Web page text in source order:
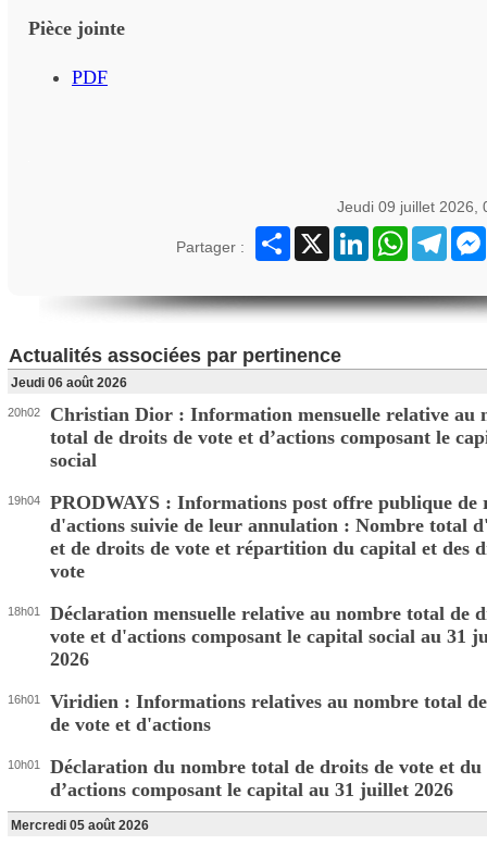
Pièce jointe
PDF
Jeudi 09 juillet 2026,
Partager :
Partager
X LinkedInWhatsApp
Actualités associées par pertinence
Jeudi 06 août 2026
20h02
Christian Dior : Information mensuelle relative au
total de droits de vote et d’actions composant le
social
19h04
PRODWAYS : Informations post offre publique de
d'actions suivie de leur annulation : Nombre total
et de droits de vote et répartition du capital et des
vote
18h01
Déclaration mensuelle relative au nombre total de
vote et d'actions composant le capital social au 31
2026
16h01
Viridien : Informations relatives au nombre total
de vote et d'actions
10h01
Déclaration du nombre total de droits de vote et du
d’actions composant le capital au 31 juillet 2026
Mercredi 05 août 2026